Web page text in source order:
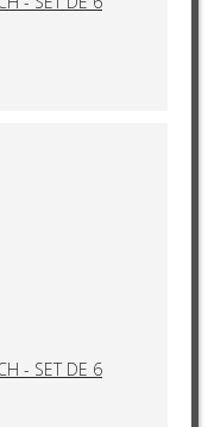
- SET DE 6